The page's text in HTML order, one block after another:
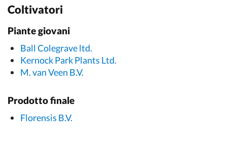
Coltivatori
Piante giovani
Ball Colegrave ltd.
Kernock Park Plants Ltd.
M. van Veen B.V.
Prodotto finale
Florensis B.V.